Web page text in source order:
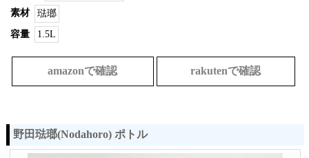
素材
琺瑯
容量
1.5L
amazonで確認 rakutenで確認
野田琺瑯(Nodahoro) ポトル